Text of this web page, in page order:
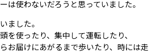
は使わないだろうと思っていました。
ました。
を使ったり、集中して運転したり、
お届けにあがるまで歩いたり、時には走